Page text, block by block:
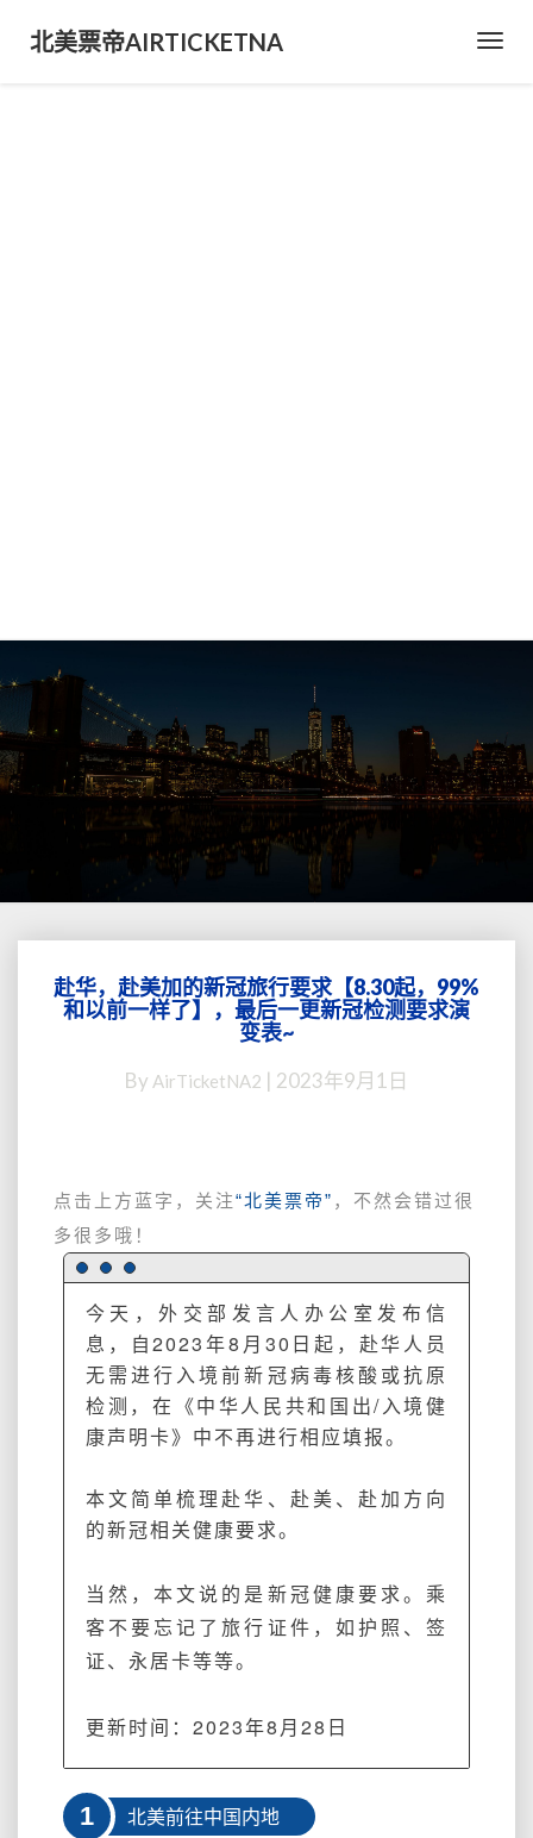
北美票帝AIRTICKETNA
赴
华，
赴
美
加
旅
要
【8.30
起，
99%
和
以
前
了】，
最
一
更
新
测
求
演
变
赴华，赴美加的新冠旅行要求【8.30起，99%
和以前一样了】，最后一更新冠检测要求演
变表~
By AirTicketNA2 2023年9月1日
点击上方蓝字，关注“北美票帝” ，不然会错过很
多很多哦！
今天，外交部发言人办公室发布信
息，自2023年8月30日起，赴华人员
无需进行入境前新冠病毒核酸或抗原
检测，在《中华人民共和国出/入境健
康声明卡》中不再进行相应填报。
本文简单梳理赴华、赴美、赴加方向
的新冠相关健康要求。
当然，本文说的是新冠健康要求。乘
客不要忘记了旅行证件，如护照、签
证、永居卡等等。
更新时间：2023年8月28日
1 北美前往中国内地